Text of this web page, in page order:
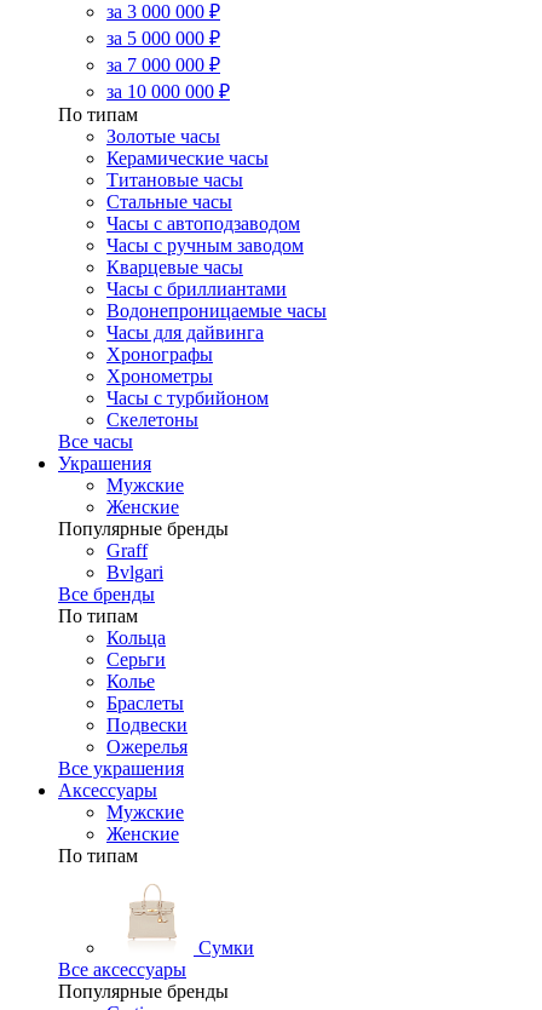
за 3 000 000 ₽
за 5 000 000 ₽
за 7 000 000 ₽
за 10 000 000 ₽
По типам
Золотые часы
Керамические часы
Титановые часы
Стальные часы
Часы с автоподзаводом
Часы с ручным заводом
Кварцевые часы
Часы с бриллиантами
Водонепроницаемые часы
Часы для дайвинга
Хронографы
Хронометры
Часы с турбийоном
Скелетоны
Все часы
Украшения
Мужские
Женские
Популярные бренды
Graff
Bvlgari
Все бренды
По типам
Кольца
Серьги
Колье
Браслеты
Подвески
Ожерелья
Все украшения
Аксессуары
Мужские
Женские
По типам
Сумки
Все аксессуары
Популярные бренды